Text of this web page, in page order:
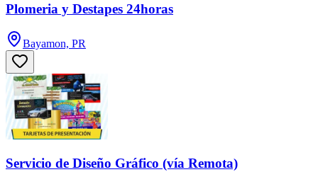
Plomeria y Destapes 24horas
Bayamon, PR
Servicio de Diseño Gráfico (vía Remota)